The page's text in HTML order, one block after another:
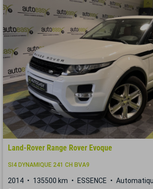
Land-Rover Range Rover Evoque
SI4 DYNAMIQUE 241 CH BVA9
2014 135500 km ESSENCE